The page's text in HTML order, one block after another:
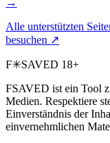
→
Alle unterstützten
besuchen ↗
F✳SAVED 18+
FSAVED ist ein Tool
Medien. Respektiere
Einverständnis der
einvernehmlichen